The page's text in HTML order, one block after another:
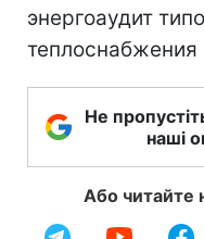
энергоаудит
теплоснабжения
Не
наші
Або читайте